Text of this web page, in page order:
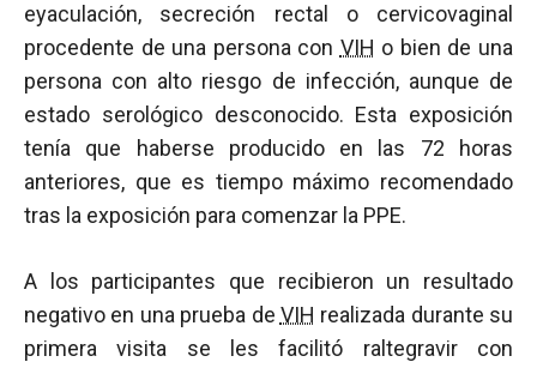
eyaculación, secreción rectal o cervicovaginal
procedente de una persona con VIH o bien de una
persona con alto riesgo de infección, aunque de
estado serológico desconocido. Esta exposición
tenía que haberse producido en las 72 horas
anteriores, que es tiempo máximo recomendado
tras la exposición para comenzar la PPE.
A los participantes que recibieron un resultado
negativo en una prueba de VIH realizada durante su
primera visita se les facilitó raltegravir con